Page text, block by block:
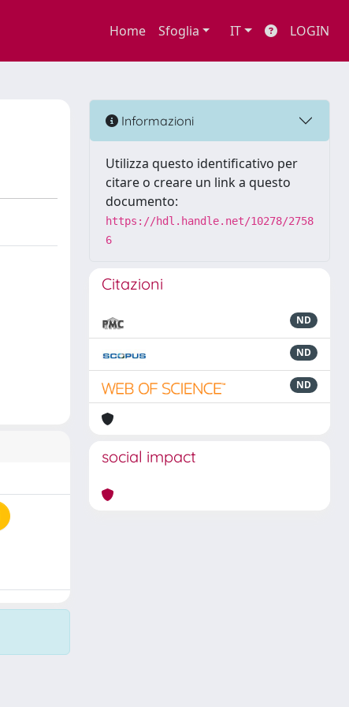
Home Sfoglia IT LOGIN
Informazioni
Utilizza questo identificativo per
citare o creare un link a questo
documento:
https://hdl.handle.net/10278/2758
6
Citazioni
ND
ND
ND
social impact